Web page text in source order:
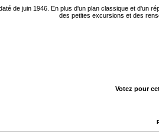
de juin 1946. En plus d'un plan classique et d'un
des petites excursions et des
Votez pour